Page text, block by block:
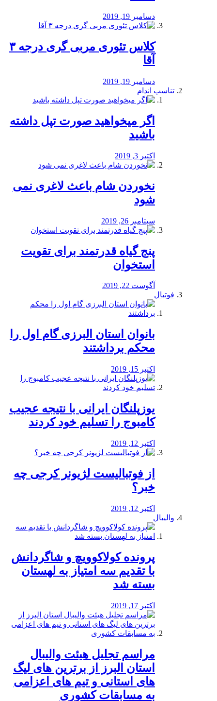
دسامبر 19, 2019
کلاس تئوری مربی گری درجه ۳
آقا
دسامبر 19, 2019
تناسب اندام
اگر میخواهید صورت تپل داشته
باشید
اکتبر 3, 2019
نخوردن شام باعث لاغری نمی
‌شود
سپتامبر 26, 2019
پنج گیاه قدرتمند برای تقویت
استخوان
آگوست 22, 2019
فوتبال
بانوان استان البرزی گام اول را
محكم برداشتند
اکتبر 15, 2019
یوزپلنگان ایرانی با نتیجه عجیب
کامبوج را تسلیم خود کردند
اکتبر 12, 2019
از فوتبالیست لژیونر کرجی چه
خبر؟
اکتبر 12, 2019
والیبال
پرونده کولاکوویچ و شاگردانش
با تقدیم سه امتیاز به لهستان
بسته شد
اکتبر 17, 2019
مراسم تجلیل هیئت والیبال
استان البرز از برترین های لیگ
های استانی و تیم های اعزامی
به مسابقات کشوری